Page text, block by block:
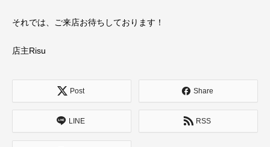
それでは、ご来店お待ちしております！
店主Risu
Post Share
LINE RSS